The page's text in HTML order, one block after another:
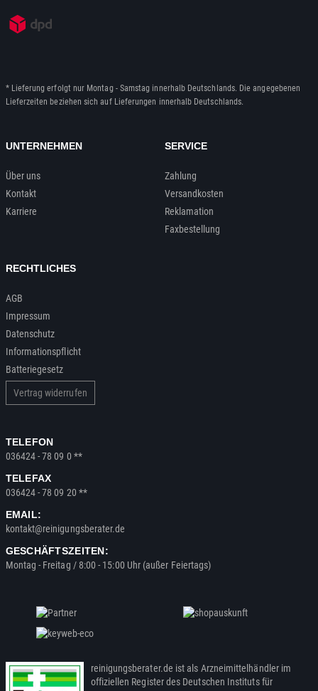
* Lieferung erfolgt nur Montag - Samstag innerhalb Deutschlands. Die angegebenen
Lieferzeiten beziehen sich auf Lieferungen innerhalb Deutschlands.
UNTERNEHMEN
Über uns
Kontakt
Karriere
SERVICE
Zahlung
Versandkosten
Reklamation
Faxbestellung
RECHTLICHES
AGB
Impressum
Datenschutz
Informationspflicht
Batteriegesetz
Vertrag widerrufen
TELEFON
036424 - 78 09 0 **
TELEFAX
036424 - 78 09 20 **
EMAIL:
kontakt@reinigungsberater.de
GESCHÄFTSZEITEN:
Montag - Freitag / 8:00 - 15:00 Uhr (außer Feiertags)
reinigungsberater.de ist als Arzneimittelhändler im
offiziellen Register des Deutschen Instituts für